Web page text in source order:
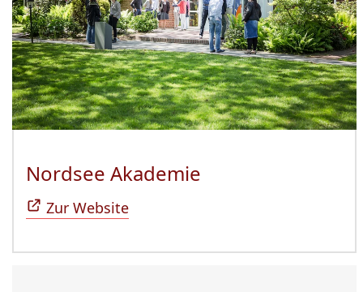
Nordsee Akademie
Zur Website